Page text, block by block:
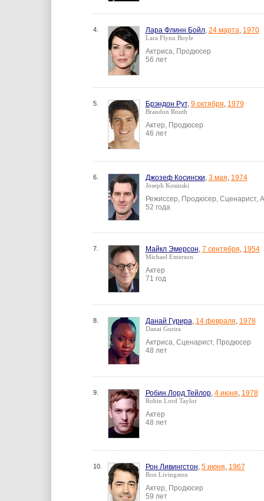
4. Лара Флинн Бойл, 24 марта, 1970
Lara Flynn Boyle
Актриса, Продюсер
56 лет
5. Брэндон Рут, 9 октября, 1979
Brandon Routh
Актер, Продюсер
46 лет
6. Джозеф Косински, 3 мая, 1974
Joseph Kosinski
Режиссер, Продюсер, Сценарист,
52 года
7. Майкл Эмерсон, 7 сентября, 1954
Michael Emerson
Актер
71 год
8. Данай Гурира, 14 февраля, 1978
Danai Gurira
Актриса, Сценарист, Продюсер
48 лет
9. Робин Лорд Тейлор, 4 июня, 1978
Robin Lord Taylor
Актер
48 лет
10. Рон Ливингстон, 5 июня, 1967
Ron Livingston
Актер, Продюсер
59 лет